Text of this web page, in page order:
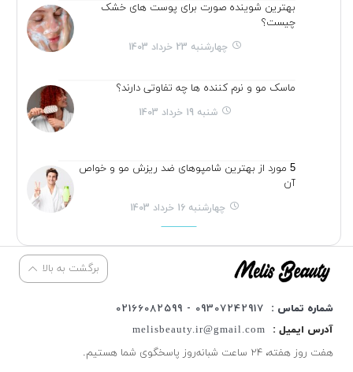
بهترین شوینده صورت برای پوست های خشک
چیست؟
چهارشنبه 23 خرداد 1403
ماسک مو و نرم کننده ها چه تفاوتی دارند؟
شنبه 19 خرداد 1403
5 مورد از بهترین شامپوهای ضد ریزش مو و خواص
آن
چهارشنبه 16 خرداد 1403
برگشت به بالا
شماره تماس :
09307242917 - 02166082599
آدرس ایمیل :
melisbeauty.ir@gmail.com
هفت روز هفته، ۲۴ ساعت شبانه‌روز پاسخگوی شما هستیم.